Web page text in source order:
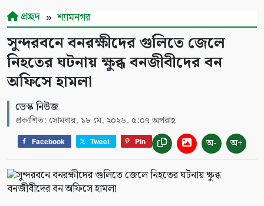
প্রচ্ছদ শ্যামনগর
সুন্দরবনে বনরক্ষীদের গুলিতে জেলে
নিহতের ঘটনায় ক্ষুব্ধ বনজীবীদের বন
অফিসে হামলা
ডেস্ক নিউজ
প্রকাশিত: সোমবার, ১৮ মে, ২০২৬, ৫:০৭ অপরাহ্ণ
Facebook Tweet Pin অ- অ+